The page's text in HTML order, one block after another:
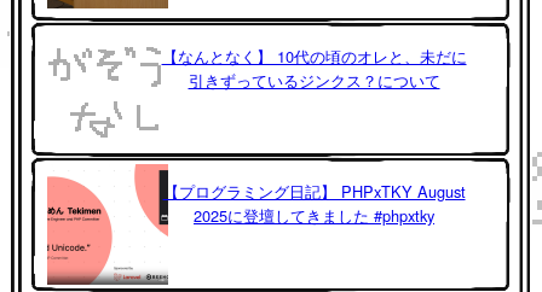
【なんとなく】 10代の頃のオレと、未だに
引きずっているジンクス？について
【プログラミング日記】 PHPxTKY August
2025に登壇してきました #phpxtky